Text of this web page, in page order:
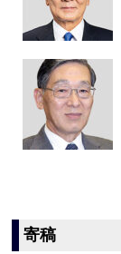
寄稿